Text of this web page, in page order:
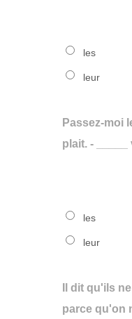
les
leur
Passez-moi
plait. - _____
les
leur
Il dit qu'ils
parce qu'on